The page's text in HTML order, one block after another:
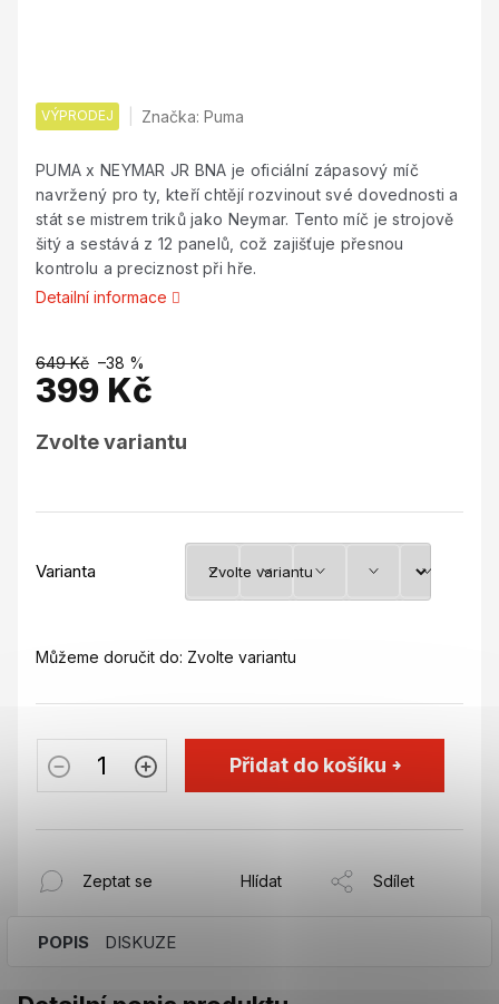
VÝPRODEJ Značka:Puma
PUMA x NEYMAR JR BNA je oficiální zápasový míč
navržený pro ty, kteří chtějí rozvinout své dovednosti a
stát se mistrem triků jako Neymar. Tento míč je strojově
šitý a sestává z 12 panelů, což zajišťuje přesnou
kontrolu a preciznost při hře.
Detailní informace
649 Kč –38 %
399 Kč
cena:
Zvolte variantu
Varianta
Můžeme doručit do: Zvolte variantu
Přidat do košíku
Zeptat se Hlídat Sdílet
POPIS DISKUZE